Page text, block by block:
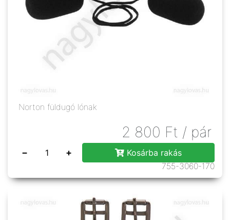
Norton füldugó lónak
2 800 Ft / pár
− +
Kosárba rakás
755-3060-170